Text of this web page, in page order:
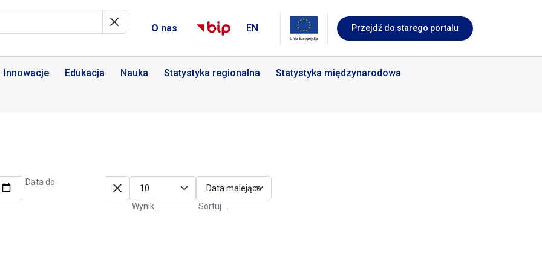
O nas EN Przejdź do starego portalu
Innowacje Edukacja Nauka Statystyka regionalna
Statystyka międzynarodowa
Data do
Wyniki na stronę